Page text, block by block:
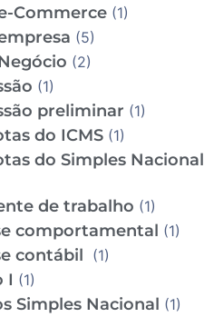
Commerce(1)
(5)
(2)
(1)
preliminar (1)
do ICMS(1)
do Simples Nacional
de trabalho (1)
comportamental (1)
contábil (1)
I (1)
Simples Nacional (1)